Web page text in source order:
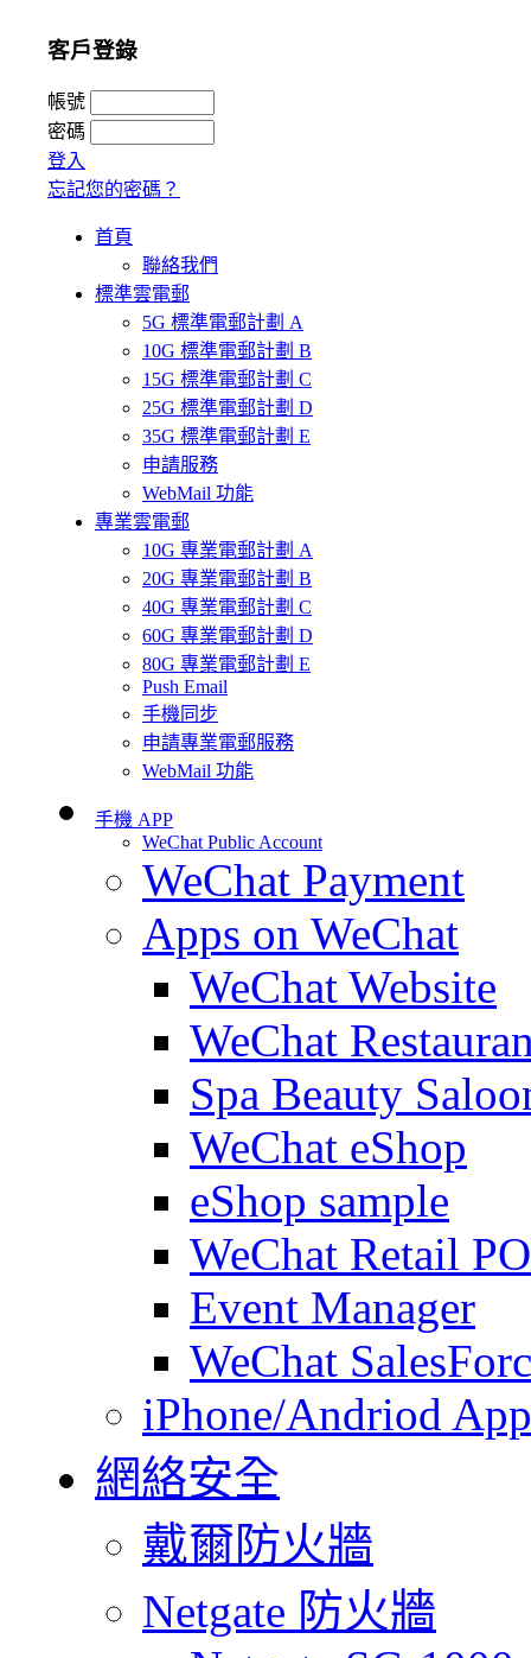
客戶登錄
帳號
密碼
登入
忘記您的密碼？
首頁
聯絡我們
標準雲電郵
5G 標準電郵計劃 A
10G 標準電郵計劃 B
15G 標準電郵計劃 C
25G 標準電郵計劃 D
35G 標準電郵計劃 E
申請服務
WebMail 功能
專業雲電郵
10G 專業電郵計劃 A
20G 專業電郵計劃 B
40G 專業電郵計劃 C
60G 專業電郵計劃 D
80G 專業電郵計劃 E
Push Email
手機同步
申請專業電郵服務
WebMail 功能
手機 APP
WeChat Public Account
WeChat Payment
Apps on WeChat
WeChat Website
WeChat
Spa Beauty
WeChat eShop
eShop sample
WeChat Retail
Event Manager
WeChat
iPhone/Andriod
網絡安全
戴爾防火牆
Netgate 防火牆